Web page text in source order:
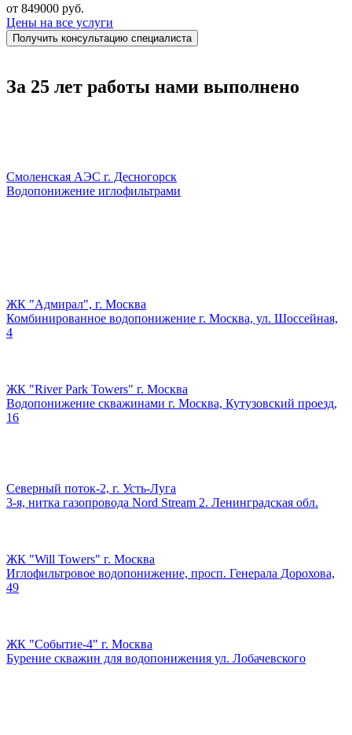
от 849000 руб.
Цены на все услуги
Получить консультацию специалиста
За 25 лет работы нами выполнено
Смоленская АЭС г. Десногорск
Водопонижение иглофильтрами
ЖК "Адмирал", г. Москва
Комбинированное водопонижение г. Москва, ул. Шоссейная,
4
ЖК "River Park Towers" г. Москва
Водопонижение скважинами г. Москва, Кутузовский проезд,
16
Северный поток-2, г. Усть-Луга
3-я, нитка газопровода Nord Stream 2. Ленинградская обл.
ЖК "Will Towers" г. Москва
Иглофильтровое водопонижение, просп. Генерала Дорохова,
49
ЖК "Событие-4" г. Москва
Бурение скважин для водопонижения ул. Лобачевского